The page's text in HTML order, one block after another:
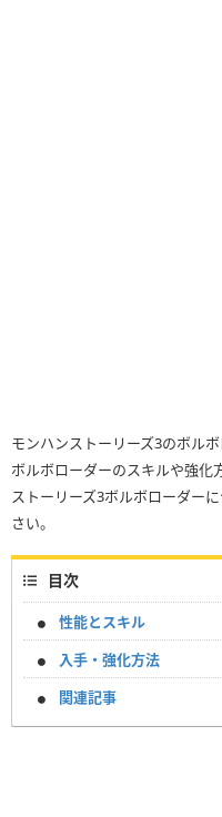
モンハンストーリーズ3のボル
ボルボローダーのスキルや強化
ストーリーズ3ボルボローダー
さい。
目次
性能とスキル
入手・強化方法
関連記事